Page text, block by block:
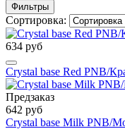
Фильтры
Сортировка:
634 руб
Crystal base Red PNB/
Предзаказ
642 руб
Crystal base Milk PNB/